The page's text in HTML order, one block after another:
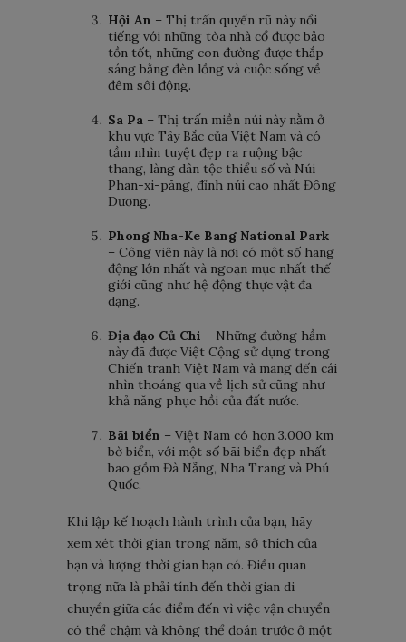
Hội An – Thị trấn quyến rũ này nổi
tiếng với những tòa nhà cổ được bảo
tồn tốt, những con đường được thắp
sáng bằng đèn lồng và cuộc sống về
đêm sôi động.
Sa Pa – Thị trấn miền núi này nằm ở
khu vực Tây Bắc của Việt Nam và có
tầm nhìn tuyệt đẹp ra ruộng bậc
thang, làng dân tộc thiểu số và Núi
Phan-xi-păng, đỉnh núi cao nhất Đông
Dương.
Phong Nha-Ke Bang National Park
– Công viên này là nơi có một số hang
động lớn nhất và ngoạn mục nhất thế
giới cũng như hệ động thực vật đa
dạng.
Địa đạo Củ Chi – Những đường hầm
này đã được Việt Cộng sử dụng trong
Chiến tranh Việt Nam và mang đến cái
nhìn thoáng qua về lịch sử cũng như
khả năng phục hồi của đất nước.
Bãi biển – Việt Nam có hơn 3.000 km
bờ biển, với một số bãi biển đẹp nhất
bao gồm Đà Nẵng, Nha Trang và Phú
Quốc.
Khi lập kế hoạch hành trình của bạn, hãy
xem xét thời gian trong năm, sở thích của
bạn và lượng thời gian bạn có. Điều quan
trọng nữa là phải tính đến thời gian di
chuyển giữa các điểm đến vì việc vận chuyển
có thể chậm và không thể đoán trước ở một